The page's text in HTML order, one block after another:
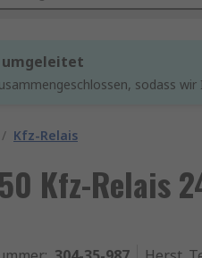
umgeleitet
sodass
/ Kfz-Relais
Kfz-Relais